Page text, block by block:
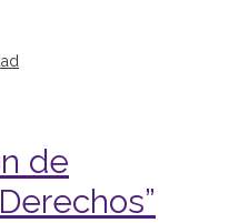
NNyA con
víctimas de delitos”
de